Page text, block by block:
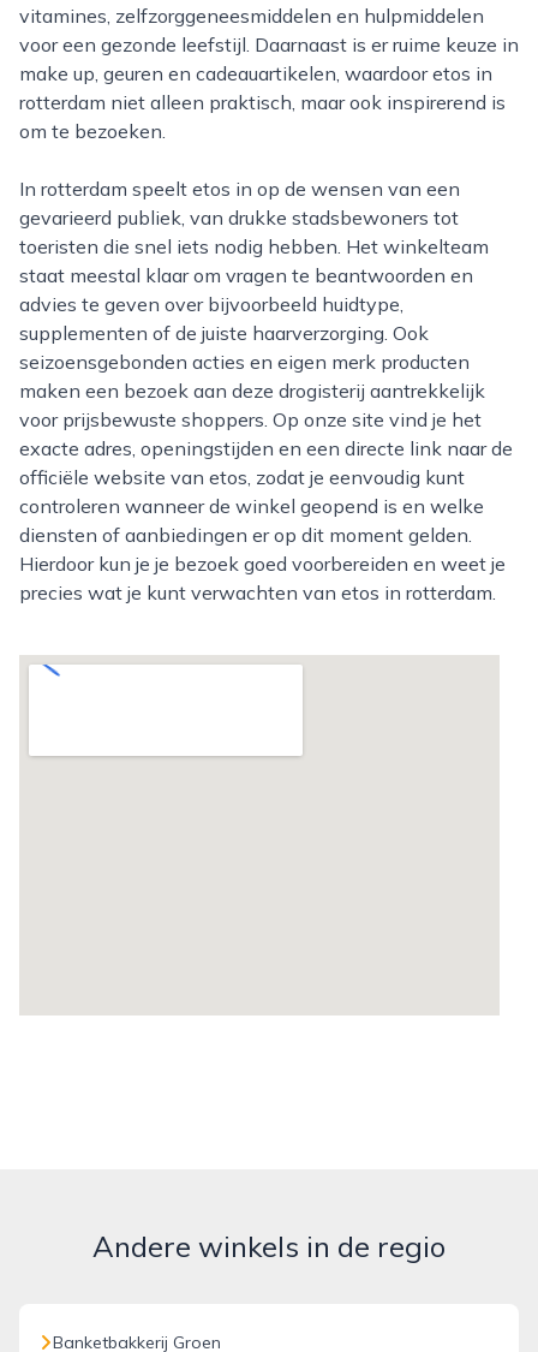
vitamines, zelfzorggeneesmiddelen en hulpmiddelen
voor een gezonde leefstijl. Daarnaast is er ruime keuze in
make up, geuren en cadeauartikelen, waardoor etos in
rotterdam niet alleen praktisch, maar ook inspirerend is
om te bezoeken.
In rotterdam speelt etos in op de wensen van een
gevarieerd publiek, van drukke stadsbewoners tot
toeristen die snel iets nodig hebben. Het winkelteam
staat meestal klaar om vragen te beantwoorden en
advies te geven over bijvoorbeeld huidtype,
supplementen of de juiste haarverzorging. Ook
seizoensgebonden acties en eigen merk producten
maken een bezoek aan deze drogisterij aantrekkelijk
voor prijsbewuste shoppers. Op onze site vind je het
exacte adres, openingstijden en een directe link naar de
officiële website van etos, zodat je eenvoudig kunt
controleren wanneer de winkel geopend is en welke
diensten of aanbiedingen er op dit moment gelden.
Hierdoor kun je je bezoek goed voorbereiden en weet je
precies wat je kunt verwachten van etos in rotterdam.
Andere winkels in de regio
Banketbakkerij Groen